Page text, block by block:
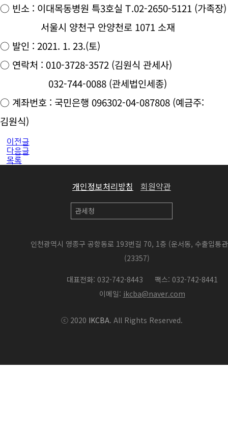
○ 빈소 : 이대목동병원 특3호실 T.02-2650-5121 (가족장)
서울시 양천구 안양천로 1071 소재
○ 발인 : 2021. 1. 23.(토)
○ 연락처 : 010-3728-3572 (김원식 관세사)
032-744-0088 (관세법인세종)
○ 계좌번호 : ​국민은행 096302-04-087808 (예금주:
김원식)
이전글
다음글
목록
개인정보처리방침 회원약관
인천광역시 영종구 공항동로 193번길 70, 1층 (운서동, 수출입통
(23357)
대표전화: 032-742-8443
팩스: 032-742-8441
이메일: ikcba@naver.com
ⓒ 2020 IKCBA. All Rights Reserved.